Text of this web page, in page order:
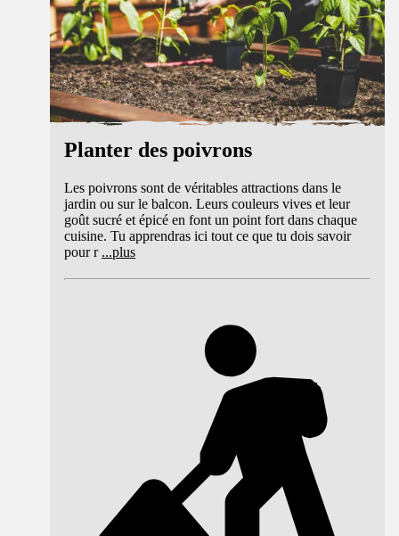
Planter des poivrons
Les poivrons sont de véritables attractions dans le
jardin ou sur le balcon. Leurs couleurs vives et leur
goût sucré et épicé en font un point fort dans chaque
cuisine. Tu apprendras ici tout ce que tu dois savoir
pour r ...plus